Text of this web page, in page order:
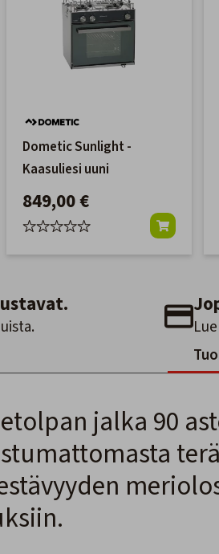
Dometic Sunlight -
Kaasuliesi uuni
849,00 €
jalka 90